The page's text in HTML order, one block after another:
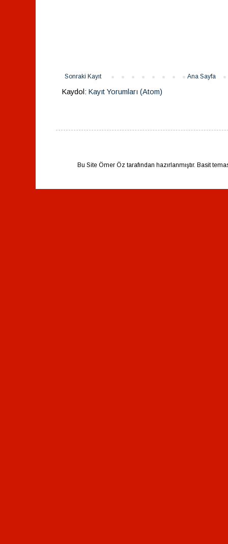
Sonraki Kayıt Ana Sayfa
Kaydol: Kayıt Yorumları (Atom)
Bu Site Ömer Öz tarafından hazırlanmıştır. Basit